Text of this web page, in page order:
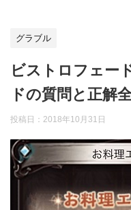
グラブル
ビストロフェー
ドの質問と正解
投稿日： 2018年10月31日